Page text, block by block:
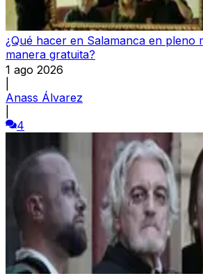
¿Qué hacer en Salamanca en pleno
manera gratuita?
1 ago 2026
Anass Álvarez
4